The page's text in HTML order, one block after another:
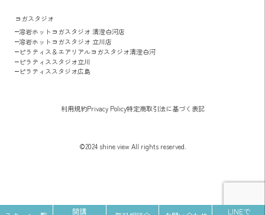
ヨガスタジオ
溶岩ホットヨガスタジオ 清澄白河店
溶岩ホットヨガスタジオ 立川店
ピラティス＆エアリアルヨガスタジオ清澄白河
ピラティススタジオ立川
ピラティススタジオ広島
利用規約Privacy Policy特定商取引法に基づく表記
©2024 shine view All rights reserved.
開講 LINEで